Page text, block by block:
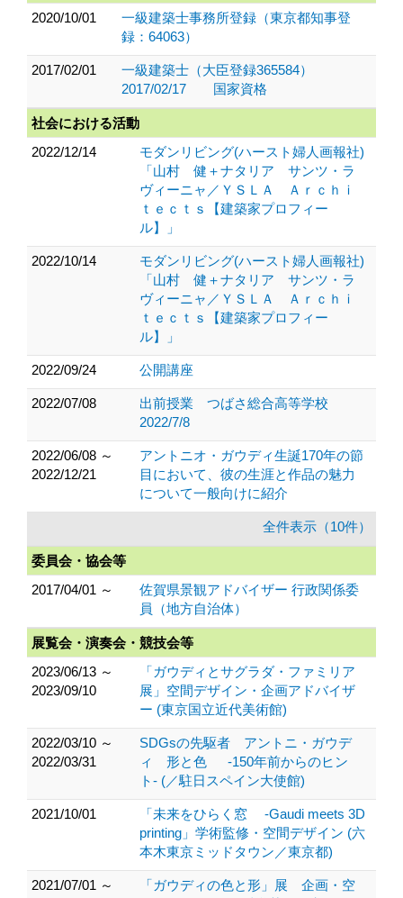
2020/10/01
一級建築士事務所登録（東京都知事登
録：64063）
2017/02/01
一級建築士（大臣登録365584）
2017/02/17 国家資格
社会における活動
2022/12/14
モダンリビング(ハースト婦人画報社)
「山村 健＋ナタリア サンツ・ラ
ヴィーニャ／ＹＳＬＡ Ａｒｃｈｉ
ｔｅｃｔｓ【建築家プロフィー
ル】」
2022/10/14
モダンリビング(ハースト婦人画報社)
「山村 健＋ナタリア サンツ・ラ
ヴィーニャ／ＹＳＬＡ Ａｒｃｈｉ
ｔｅｃｔｓ【建築家プロフィー
ル】」
2022/09/24 公開講座
2022/07/08
出前授業 つばさ総合高等学校
2022/7/8
2022/06/08 ～
2022/12/21
アントニオ・ガウディ生誕170年の節
目において、彼の生涯と作品の魅力
について一般向けに紹介
全件表示（10件）
委員会・協会等
2017/04/01 ～
佐賀県景観アドバイザー 行政関係委
員（地方自治体）
展覧会・演奏会・競技会等
2023/06/13 ～
2023/09/10
「ガウディとサグラダ・ファミリア
展」空間デザイン・企画アドバイザ
ー (東京国立近代美術館)
2022/03/10 ～
2022/03/31
SDGsの先駆者 アントニ・ガウデ
ィ 形と色 -150年前からのヒン
ト- (／駐日スペイン大使館)
2021/10/01
「未来をひらく窓 -Gaudi meets 3D
printing」学術監修・空間デザイン (六
本木東京ミッドタウン／東京都)
2021/07/01 ～
「ガウディの色と形」展 企画・空